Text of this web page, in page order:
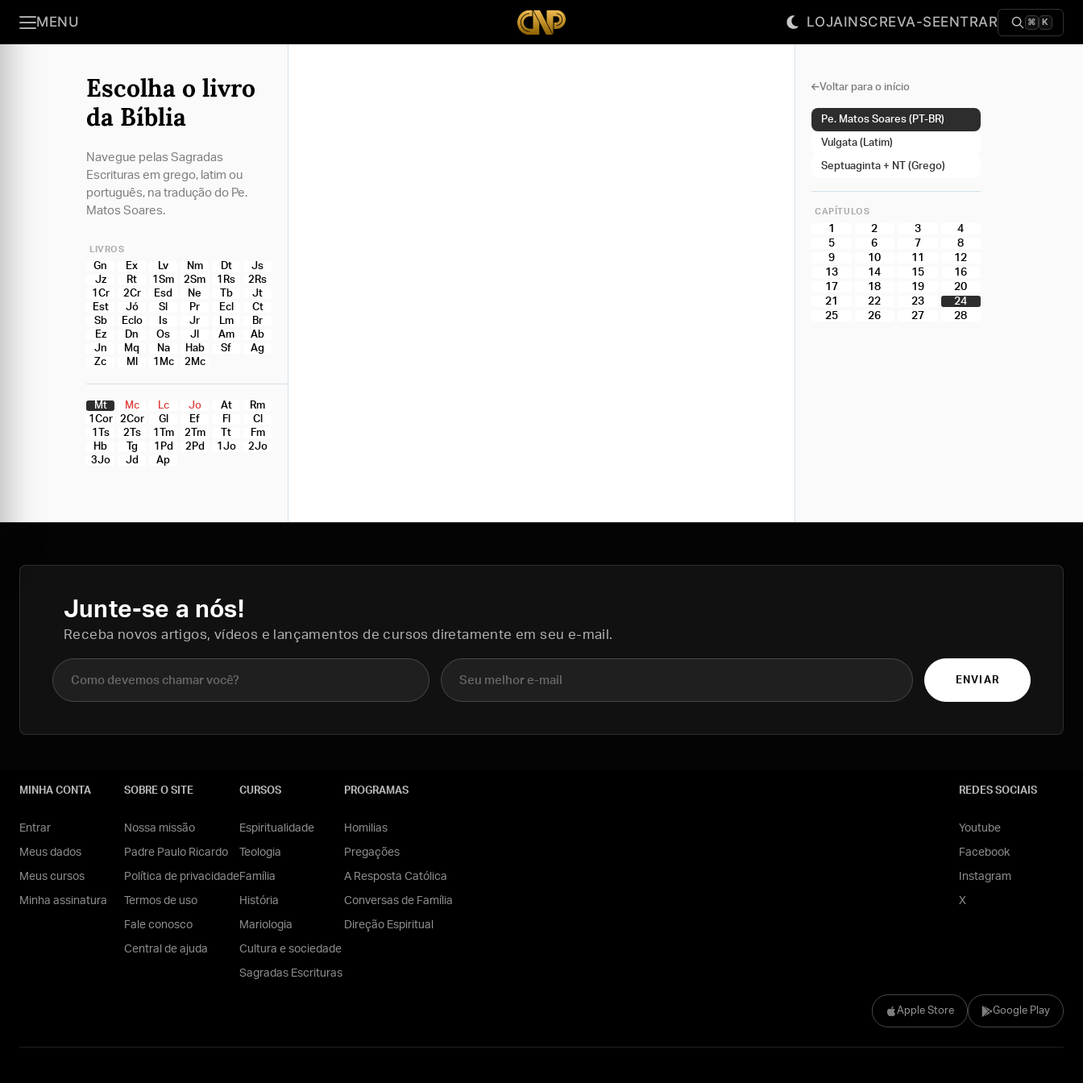
MENU LOJAINSCREVA-SEENTRAR ⌘ K
Escolha o livro
da Bíblia
Navegue pelas Sagradas
Escrituras em grego, latim ou
português, na tradução do Pe.
Matos Soares.
LIVROS
Gn Ex Lv Nm Dt
Js
Jz
Rt 1Sm 2Sm 1Rs
2Rs
1Cr
2Cr Esd Ne Tb
Jt
Est
Jó Sl Pr Ecl
Ct
Sb
Eclo Is Jr Lm
Br
Ez
Dn Os Jl Am
Ab
Jn
Mq Na Hab Sf
Ag
Zc
Ml 1Mc 2Mc
Mt Mc Lc Jo At
Rm
1Cor
2Cor Gl Ef Fl
Cl
1Ts
2Ts 1Tm 2Tm Tt
Fm
Hb
Tg 1Pd 2Pd 1Jo
2Jo
3Jo
Jd Ap
Voltar para o início
Pe. Matos Soares (PT-BR)
Vulgata (Latim)
Septuaginta + NT (Grego)
CAPÍTULOS
1 2 3
4
5
6 7
8
9
10 11
12
13
14 15
16
17
18 19
20
21
22 23
24
25
26 27 28
Junte-se a nós!
Receba novos artigos, vídeos e lançamentos de cursos diretamente em seu e-mail.
Nome completo E-mail
ENVIAR
Apple Store Google Play
MINHA CONTA
Entrar
Meus dados
Meus cursos
Minha assinatura
SOBRE O SITE
Nossa missão
Padre Paulo Ricardo
Política de privacidade
Termos de uso
Fale conosco
Central de ajuda
CURSOS
Espiritualidade
Teologia
Família
História
Mariologia
Cultura e sociedade
Sagradas Escrituras
PROGRAMAS
Homilias
Pregações
A Resposta Católica
Conversas de Família
Direção Espiritual
REDES SOCIAIS
Youtube
Facebook
Instagram
X